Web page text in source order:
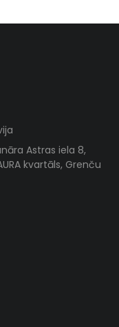
Astras iela 8,
kvartāls, Grenču